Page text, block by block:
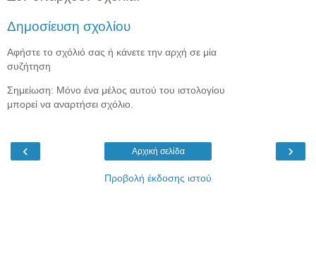
Δημοσίευση σχολίου
Αφήστε το σχόλιό σας ή κάνετε την αρχή σε μία
συζήτηση
Σημείωση: Μόνο ένα μέλος αυτού του ιστολογίου
μπορεί να αναρτήσει σχόλιο.
‹ ›
Αρχική σελίδα
Προβολή έκδοσης ιστού